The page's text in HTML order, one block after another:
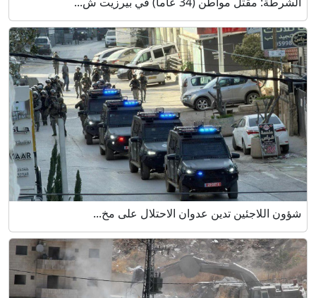
شؤون اللاجئين تدين عدوان الاحتلال على مخ...